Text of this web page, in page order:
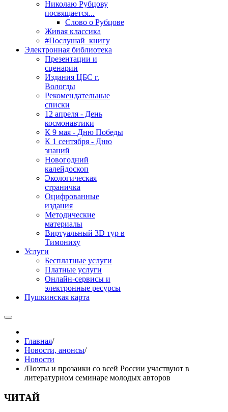
Николаю Рубцову
посвящается...
Слово о Рубцове
Живая классика
#Послушай_книгу
Электронная библиотека
Презентации и
сценарии
Издания ЦБС г.
Вологды
Рекомендательные
списки
12 апреля - День
космонавтики
К 9 мая - Дню Победы
К 1 сентября - Дню
знаний
Новогодний
калейдоскоп
Экологическая
страничка
Оцифрованные
издания
Методические
материалы
Виртуальный 3D тур в
Тимониху
Услуги
Бесплатные услуги
Платные услуги
Онлайн-сервисы и
электронные ресурсы
Пушкинская карта
Главная/
Новости, анонсы/
Новости
/Поэты и прозаики со всей России участвуют в
литературном семинаре молодых авторов
ЧИТАЙ